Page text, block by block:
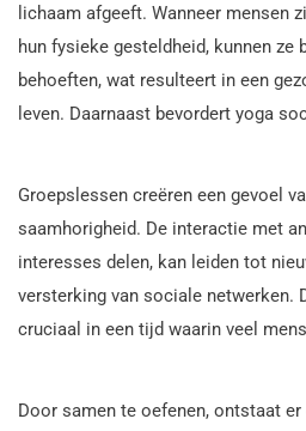
lichaam afgeeft. Wanneer mensen
hun fysieke gesteldheid, kunnen ze
behoeften, wat resulteert in een
leven. Daarnaast bevordert yoga
Groepslessen creëren een gevoel
saamhorigheid. De interactie met
interesses delen, kan leiden tot
versterking van sociale netwerken.
cruciaal in een tijd waarin veel
Door samen te oefenen, ontstaat